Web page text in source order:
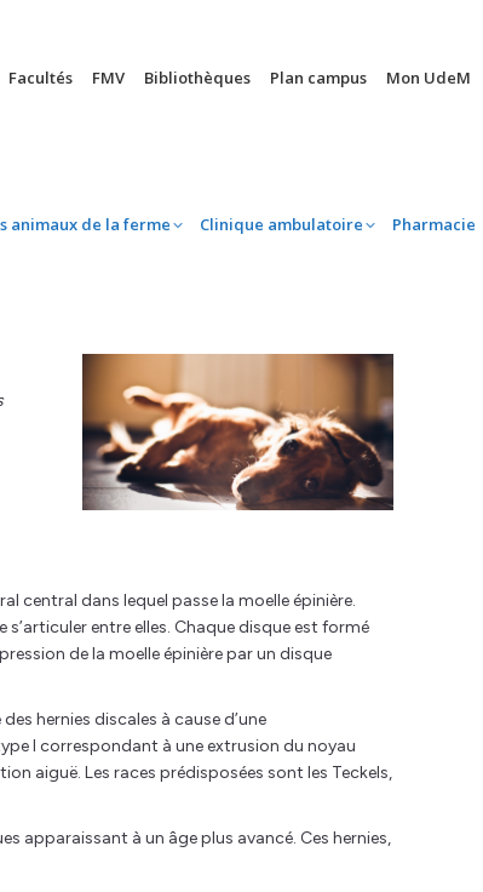
Facultés FMV Bibliothèques Plan campus Mon UdeM
animaux de la ferme Clinique ambulatoire Pharmacie
central dans lequel passe la moelle épinière.
entre elles. Chaque disque est formé
de la moelle épinière par un disque
hernies discales à cause d’une
I correspondant à une extrusion du noyau
aiguë. Les races prédisposées sont les Teckels,
apparaissant à un âge plus avancé. Ces hernies,